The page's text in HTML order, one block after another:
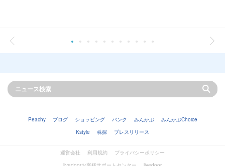
Peachy ブログ ショッピング バンク みんかぶ
みんかぶChoice
Kstyle
株探 プレスリリース
運営会社 利用規約
プライバシーポリシー